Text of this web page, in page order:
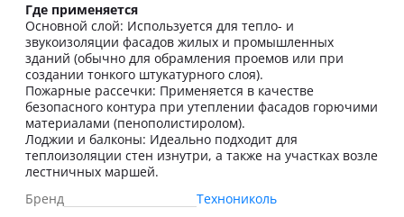
Где применяется
Основной слой: Используется для тепло- и
звукоизоляции фасадов жилых и промышленных
зданий (обычно для обрамления проемов или при
создании тонкого штукатурного слоя).
Пожарные рассечки: Применяется в качестве
безопасного контура при утеплении фасадов горючими
материалами (пенополистиролом).
Лоджии и балконы: Идеально подходит для
теплоизоляции стен изнутри, а также на участках возле
лестничных маршей.
Бренд
Технониколь